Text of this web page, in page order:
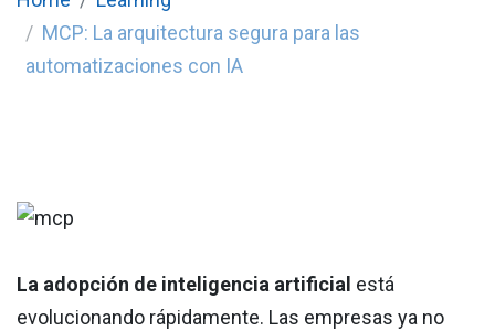
MCP: La arquitectura segura para las
automatizaciones con IA
La adopción de inteligencia artificial está
evolucionando rápidamente. Las empresas ya no